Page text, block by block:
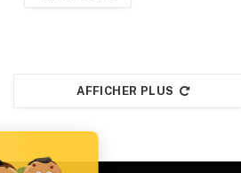
AFFICHER PLUS